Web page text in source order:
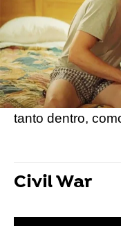
Guadagnino,
competitivo
que la
convertirá en
inscribirá a su
mediático. Allí, se
tanto dentro,
Civil War